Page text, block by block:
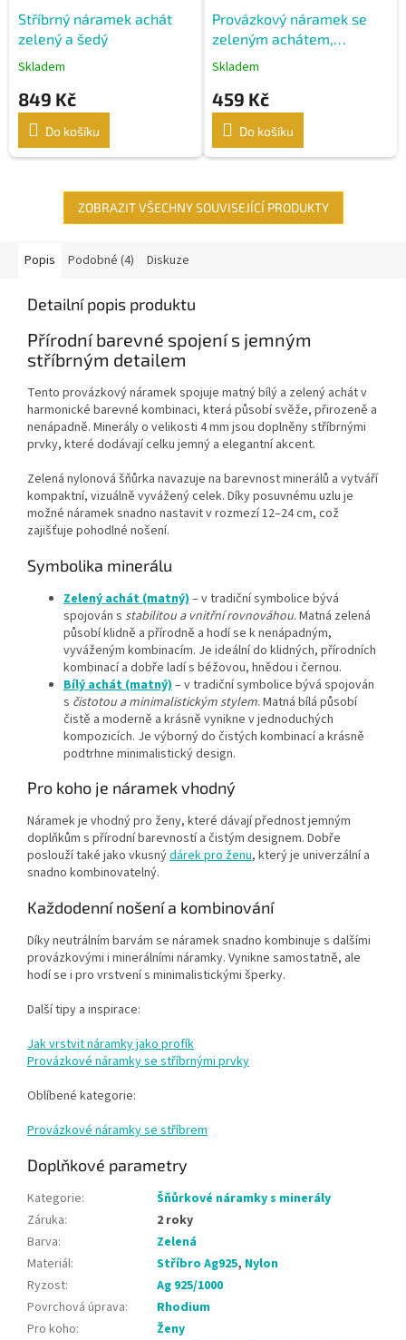
Stříbrný náramek achát
zelený a šedý
Skladem
849 Kč
Do košíku
Provázkový náramek se
zeleným achátem,
africkým tyrkysem a
Skladem
459 Kč
Do košíku
ZOBRAZIT VŠECHNY SOUVISEJÍCÍ PRODUKTY
Popis Podobné (4) Diskuze
Detailní popis produktu
Přírodní barevné spojení s jemným
stříbrným detailem
Tento provázkový náramek spojuje matný bílý a zelený achát v
harmonické barevné kombinaci, která působí svěže, přirozeně a
nenápadně. Minerály o velikosti 4 mm jsou doplněny stříbrnými
prvky, které dodávají celku jemný a elegantní akcent.
Zelená nylonová šňůrka navazuje na barevnost minerálů a vytváří
kompaktní, vizuálně vyvážený celek. Díky posuvnému uzlu je
možné náramek snadno nastavit v rozmezí 12–24 cm, což
zajišťuje pohodlné nošení.
Symbolika minerálu
Zelený achát (matný) – v tradiční symbolice bývá
spojován s stabilitou a vnitřní rovnováhou. Matná zelená
působí klidně a přírodně a hodí se k nenápadným,
vyváženým kombinacím. Je ideální do klidných, přírodních
kombinací a dobře ladí s béžovou, hnědou i černou.
Bílý achát (matný) – v tradiční symbolice bývá spojován
s čistotou a minimalistickým stylem. Matná bílá působí
čistě a moderně a krásně vynikne v jednoduchých
kompozicích. Je výborný do čistých kombinací a krásně
podtrhne minimalistický design.
Pro koho je náramek vhodný
Náramek je vhodný pro ženy, které dávají přednost jemným
doplňkům s přírodní barevností a čistým designem. Dobře
poslouží také jako vkusnýdárek pro ženu, který je univerzální a
snadno kombinovatelný.
Každodenní nošení a kombinování
Díky neutrálním barvám se náramek snadno kombinuje s dalšími
provázkovými i minerálními náramky. Vynikne samostatně, ale
hodí se i pro vrstvení s minimalistickými šperky.
Další tipy a inspirace:
Jak vrstvit náramky jako profík
Provázkové náramky se stříbrnými prvky
Oblíbené kategorie:
Provázkové náramky se stříbrem
Doplňkové parametry
Kategorie:
Šňůrkové náramky s minerály
Záruka:
2 roky
Barva:
Zelená
Materiál: Stříbro Ag925, Nylon
Ryzost:
Ag 925/1000
Povrchová úprava:
Rhodium
Pro koho:
Ženy